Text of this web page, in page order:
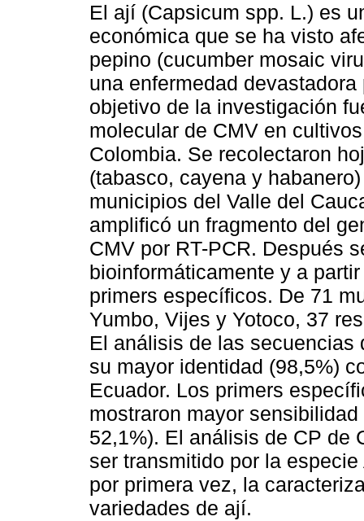
El ají (Capsicum spp. L.) es
económica que se ha visto
pepino (cucumber mosaic
una enfermedad
objetivo de la investigación
molecular de CMV en
Colombia. Se recolectaron
(tabasco, cayena y
municipios del Valle del
amplificó un fragmento del
CMV por RT-PCR. Después
bioinformáticamente y a
primers específicos. De 71
Yumbo, Vijes y Yotoco, 37
El análisis de las secuencias
su mayor identidad (98,5%)
Ecuador. Los primers
mostraron mayor
52,1%). El análisis de CP de
ser transmitido por la
por primera vez, la
variedades de ají.